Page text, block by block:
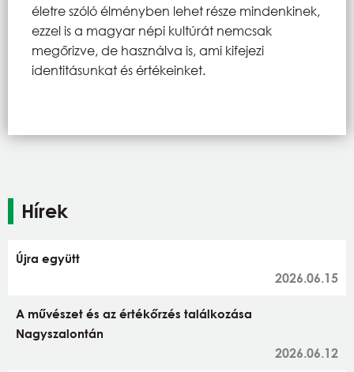
életre szóló élményben lehet része mindenkinek,
ezzel is a magyar népi kultúrát nemcsak
megőrizve, de használva is, ami kifejezi
identitásunkat és értékeinket.
Hírek
Újra együtt
2026.06.15
A művészet és az értékőrzés találkozása
Nagyszalontán
2026.06.12